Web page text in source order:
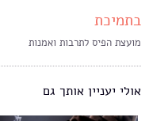
בתמיכת
מועצת הפיס לתרבות ואמנות
אולי יעניין אותך גם